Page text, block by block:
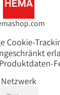
Cookie-
Netzwerk